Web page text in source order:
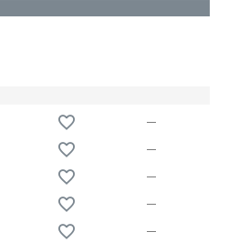
—
—
—
—
—